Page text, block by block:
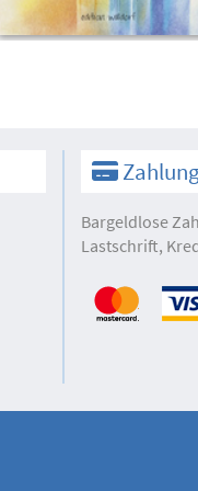
Bargeldlose
Lastschrift,